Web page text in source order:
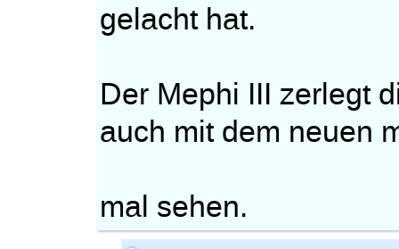
gelacht hat.
Der Mephi III zerlegt
auch mit dem neuen
mal sehen.